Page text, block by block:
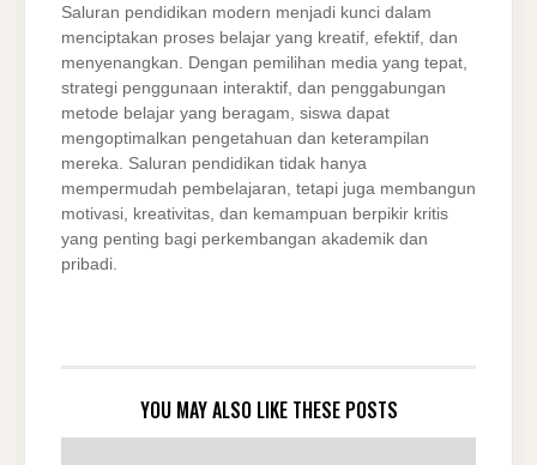
Saluran pendidikan modern menjadi kunci dalam
menciptakan proses belajar yang kreatif, efektif, dan
menyenangkan. Dengan pemilihan media yang tepat,
strategi penggunaan interaktif, dan penggabungan
metode belajar yang beragam, siswa dapat
mengoptimalkan pengetahuan dan keterampilan
mereka. Saluran pendidikan tidak hanya
mempermudah pembelajaran, tetapi juga membangun
motivasi, kreativitas, dan kemampuan berpikir kritis
yang penting bagi perkembangan akademik dan
pribadi.
YOU MAY ALSO LIKE THESE POSTS